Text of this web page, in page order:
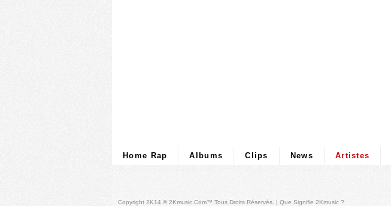
Home Rap Albums Clips News Artistes
Copyright 2K14 © 2Kmusic.com™ Tous Droits Réservés . | Que Signifie 2Kmusic ?